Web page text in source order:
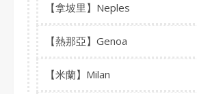
【拿坡里】Neples
【熱那亞】Genoa
【米蘭】Milan